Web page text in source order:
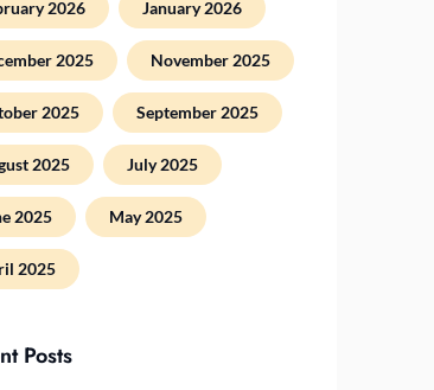
2026 January 2026
2025 November 2025
2025 September 2025
2025 July 2025
2025 May 2025
2025
Posts